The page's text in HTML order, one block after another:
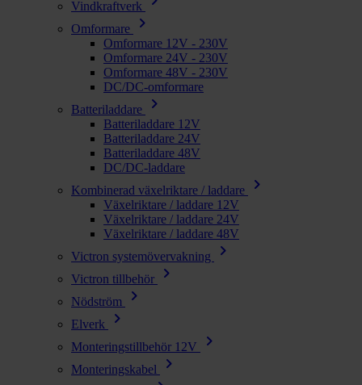
Vindkraftverk
Omformare chevron_right
Omformare 12V - 230V
Omformare 24V - 230V
Omformare 48V - 230V
DC/DC-omformare
Batteriladdare
chevron_right
Batteriladdare 12V
Batteriladdare 24V
Batteriladdare 48V
DC/DC-laddare
Kombinerad växelriktare / laddare
chevron_right
Växelriktare / laddare 12V
Växelriktare / laddare 24V
Växelriktare / laddare 48V
Victron systemövervakning
chevron_right
Victron tillbehör chevron_right
Nödström chevron_right
Elverk chevron_right
Monteringstillbehör 12V chevron_right
Monteringskabel chevron_right